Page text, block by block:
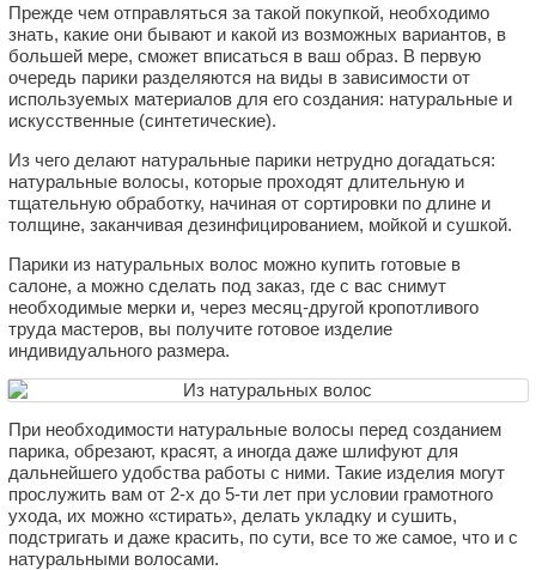
Прежде чем отправляться за такой покупкой, необходимо
знать, какие они бывают и какой из возможных вариантов, в
большей мере, сможет вписаться в ваш образ. В первую
очередь парики разделяются на виды в зависимости от
используемых материалов для его создания: натуральные и
искусственные (синтетические).
Из чего делают натуральные парики нетрудно догадаться:
натуральные волосы, которые проходят длительную и
тщательную обработку, начиная от сортировки по длине и
толщине, заканчивая дезинфицированием, мойкой и сушкой.
Парики из натуральных волос можно купить готовые в
салоне, а можно сделать под заказ, где с вас снимут
необходимые мерки и, через месяц-другой кропотливого
труда мастеров, вы получите готовое изделие
индивидуального размера.
При необходимости натуральные волосы перед созданием
парика, обрезают, красят, а иногда даже шлифуют для
дальнейшего удобства работы с ними. Такие изделия могут
прослужить вам от 2-х до 5-ти лет при условии грамотного
ухода, их можно «стирать», делать укладку и сушить,
подстригать и даже красить, по сути, все то же самое, что и с
натуральными волосами.